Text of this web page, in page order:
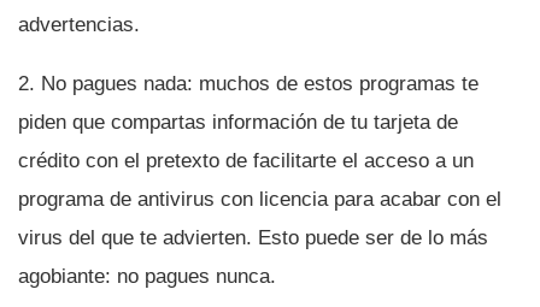
advertencias.
2. No pagues nada: muchos de estos programas te
piden que compartas información de tu tarjeta de
crédito con el pretexto de facilitarte el acceso a un
programa de antivirus con licencia para acabar con el
virus del que te advierten. Esto puede ser de lo más
agobiante: no pagues nunca.